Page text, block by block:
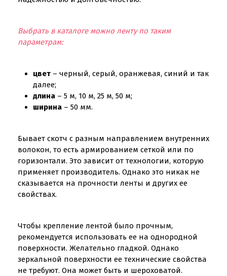
Выбрать в каталоге можно ленту по таким
параметрам:
цвет – черный, серый, оранжевая, синий и так
далее;
длина – 5 м, 10 м, 25 м, 50 м;
ширина – 50 мм.
Бывает скотч с разным направлением внутренних
волокон, то есть армированием сеткой или по
горизонтали. Это зависит от технологии, которую
применяет производитель. Однако это никак не
сказывается на прочности ленты и других ее
свойствах.
Чтобы крепление лентой было прочным,
рекомендуется использовать ее на однородной
поверхности. Желательно гладкой. Однако
зеркальной поверхности ее технические свойства
не требуют. Она может быть и шероховатой.